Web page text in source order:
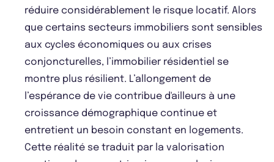
réduire considérablement le risque locatif. Alors
que certains secteurs immobiliers sont sensibles
aux cycles économiques ou aux crises
conjoncturelles, l’immobilier résidentiel se
montre plus résilient. L’allongement de
l’espérance de vie contribue d'ailleurs à une
croissance démographique continue et
entretient un besoin constant en logements.
Cette réalité se traduit par la valorisation